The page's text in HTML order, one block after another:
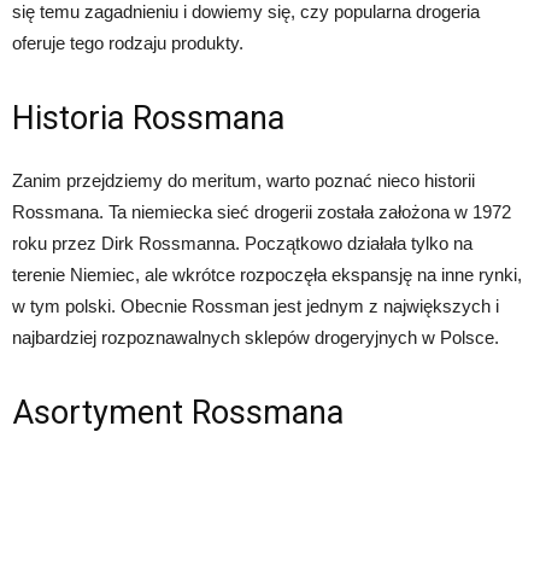
się temu zagadnieniu i dowiemy się, czy popularna drogeria
oferuje tego rodzaju produkty.
Historia Rossmana
Zanim przejdziemy do meritum, warto poznać nieco historii
Rossmana. Ta niemiecka sieć drogerii została założona w 1972
roku przez Dirk Rossmanna. Początkowo działała tylko na
terenie Niemiec, ale wkrótce rozpoczęła ekspansję na inne rynki,
w tym polski. Obecnie Rossman jest jednym z największych i
najbardziej rozpoznawalnych sklepów drogeryjnych w Polsce.
Asortyment Rossmana